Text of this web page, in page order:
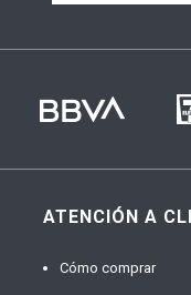
ATENCIÓN A
Cómo comprar